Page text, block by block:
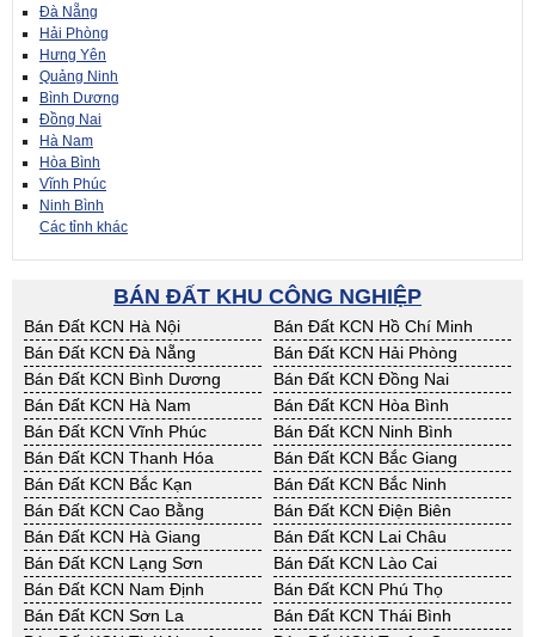
Đà Nẵng
Hải Phòng
Hưng Yên
Quảng Ninh
Bình Dương
Đồng Nai
Hà Nam
Hòa Bình
Vĩnh Phúc
Ninh Bình
Các tỉnh khác
BÁN ĐẤT KHU CÔNG NGHIỆP
Bán Đất KCN Hà Nội
Bán Đất KCN Hồ Chí Minh
Bán Đất KCN Đà Nẵng
Bán Đất KCN Hải Phòng
Bán Đất KCN Bình Dương
Bán Đất KCN Đồng Nai
Bán Đất KCN Hà Nam
Bán Đất KCN Hòa Bình
Bán Đất KCN Vĩnh Phúc
Bán Đất KCN Ninh Bình
Bán Đất KCN Thanh Hóa
Bán Đất KCN Bắc Giang
Bán Đất KCN Bắc Kạn
Bán Đất KCN Bắc Ninh
Bán Đất KCN Cao Bằng
Bán Đất KCN Điện Biên
Bán Đất KCN Hà Giang
Bán Đất KCN Lai Châu
Bán Đất KCN Lạng Sơn
Bán Đất KCN Lào Cai
Bán Đất KCN Nam Định
Bán Đất KCN Phú Thọ
Bán Đất KCN Sơn La
Bán Đất KCN Thái Bình